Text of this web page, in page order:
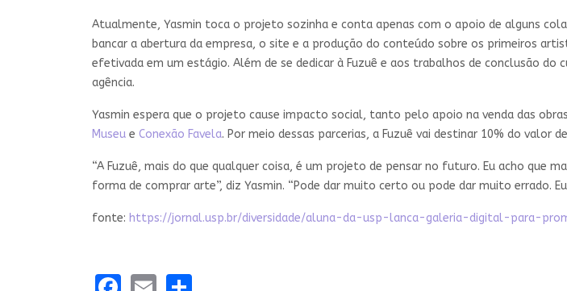
Atualmente, Yasmin toca o projeto sozinha e conta apenas com o apoio de alguns
bancar a abertura da empresa, o site e a produção do conteúdo sobre os primeiros
efetivada em um estágio. Além de se dedicar à Fuzuê e aos trabalhos de conclusão
agência.
Yasmin espera que o projeto cause impacto social, tanto pelo apoio na venda das
Museu e Conexão Favela. Por meio dessas parcerias, a Fuzuê vai destinar 10% do valor
“A Fuzuê, mais do que qualquer coisa, é um projeto de pensar no futuro. Eu acho que
forma de comprar arte”, diz Yasmin. “Pode dar muito certo ou pode dar muito errado.
fonte: https://jornal.usp.br/diversidade/aluna-da-usp-lanca-galeria-digital-para-